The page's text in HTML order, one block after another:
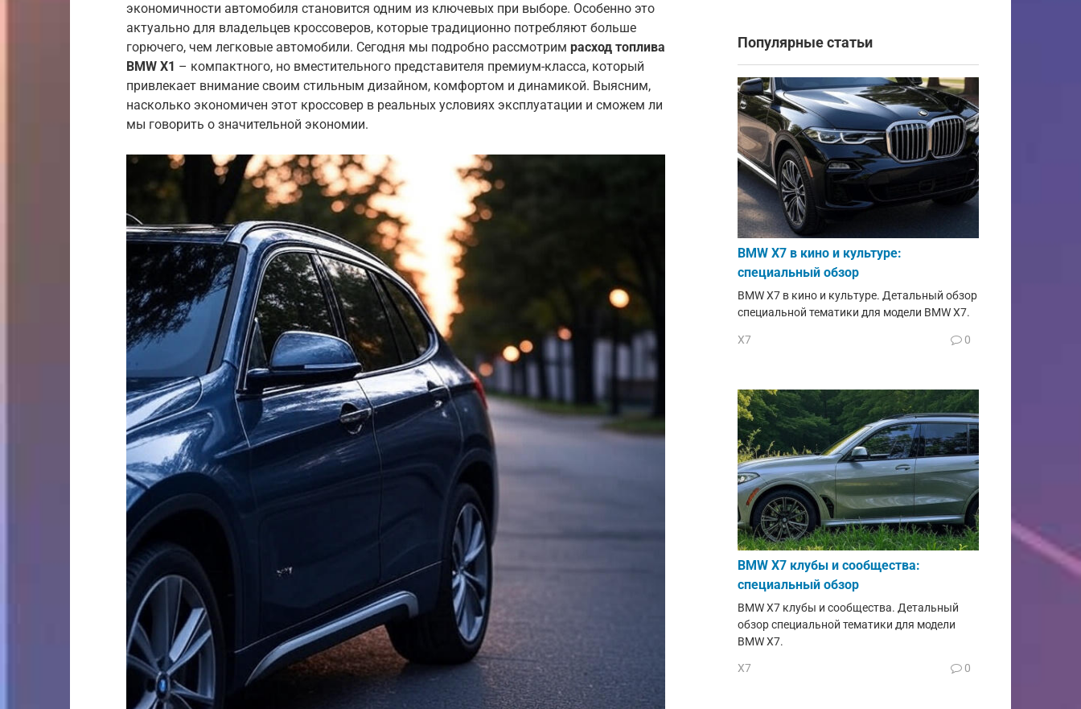
экономичности автомобиля становится одним из ключевых при выборе. Особенно это
актуально для владельцев кроссоверов, которые традиционно потребляют больше
горючего, чем легковые автомобили. Сегодня мы подробно рассмотрим расход топлива
BMW X1 – компактного, но вместительного представителя премиум-класса, который
привлекает внимание своим стильным дизайном, комфортом и динамикой. Выясним,
насколько экономичен этот кроссовер в реальных условиях эксплуатации и сможем ли
мы говорить о значительной экономии.
Популярные статьи
BMW X7 в кино и культуре:
специальный обзор
BMW X7 в кино и культуре. Детальный обзор
специальной тематики для модели BMW X7.
X7 0
BMW X7 клубы и сообщества:
специальный обзор
BMW X7 клубы и сообщества. Детальный
обзор специальной тематики для модели
BMW X7.
X7 0